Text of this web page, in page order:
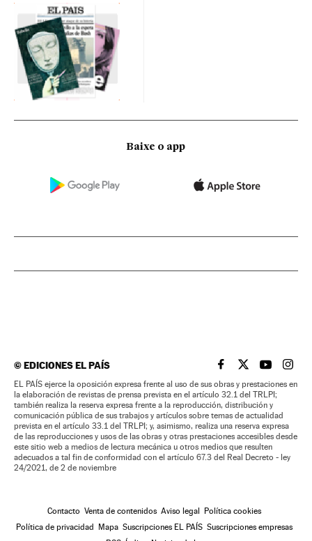
Baixe o app
©EDICIONES EL PAÍS EL PAÍS BRASIL EN
EL PAÍSEL PAÍS
EL
EL PAÍS ejerce la oposición expresa frente al uso de sus obras y prestaciones en
la elaboración de revistas de prensa prevista en el artículo 32.1 del TRLPI;
también realiza la reserva expresa frente a la reproducción, distribución y
comunicación pública de sus trabajos y artículos sobre temas de actualidad
prevista en el artículo 33.1 del TRLPI; y, asimismo, realiza una reserva expresa
de las reproducciones y usos de las obras y otras prestaciones accesibles desde
este sitio web a medios de lectura mecánica u otros medios que resulten
adecuados a tal fin de conformidad con el artículo 67.3 del Real Decreto - ley
24/2021, de 2 de noviembre
Contacto Venta de contenidos Aviso legal
Política cookies
Política de privacidad
Mapa Suscripciones EL PAÍS Suscripciones empresas